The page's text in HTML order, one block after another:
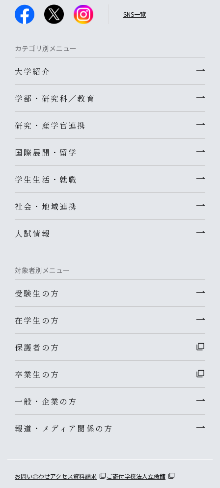
SNS一覧
カテゴリ別メニュー
大学紹介
学部・研究科／教育
研究・産学官連携
国際展開・留学
学生生活・就職
社会・地域連携
入試情報
対象者別メニュー
受験生の方
在学生の方
保護者の方
卒業生の方
一般・企業の方
報道・メディア関係の方
お問い合わせアクセス資料請求 ご寄付学校法人立命館